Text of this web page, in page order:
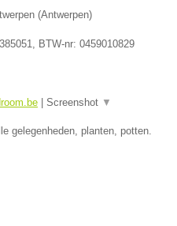
(Antwerpen)
, BTW-nr: 0459010829
Screenshot ▼
gelegenheden, planten, potten.